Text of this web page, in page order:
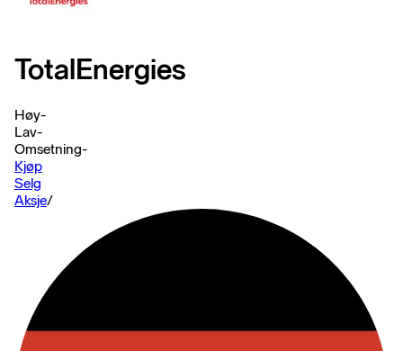
TotalEnergies
Høy-
Lav-
Omsetning-
Kjøp
Selg
Aksje/